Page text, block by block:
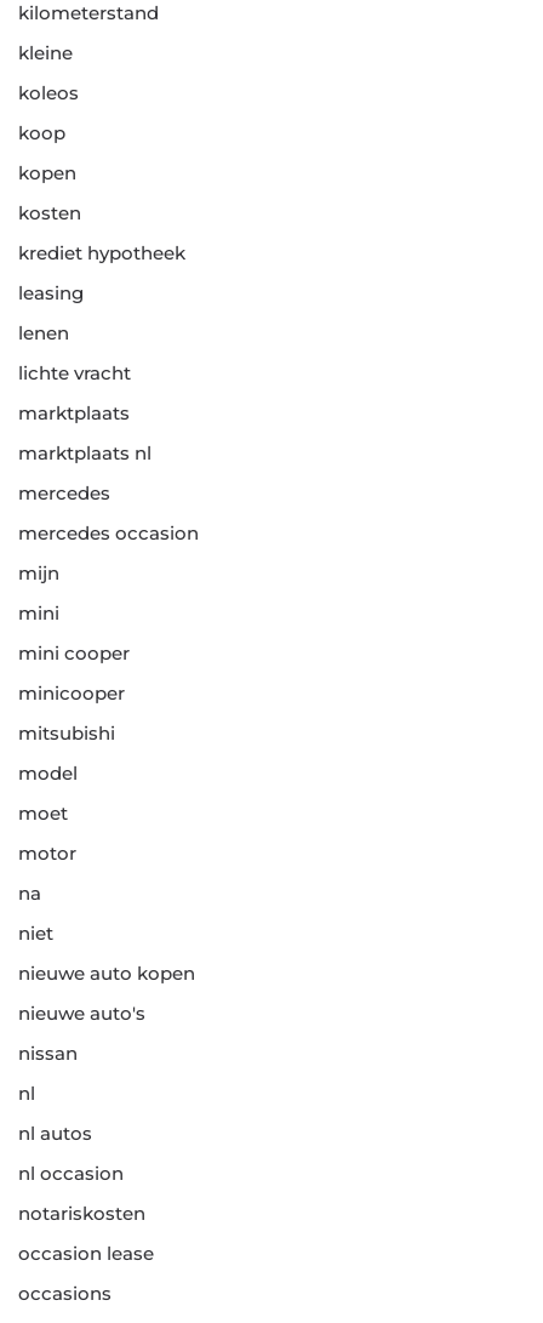
kilometerstand
kleine
koleos
koop
kopen
kosten
krediet hypotheek
leasing
lenen
lichte vracht
marktplaats
marktplaats nl
mercedes
mercedes occasion
mijn
mini
mini cooper
minicooper
mitsubishi
model
moet
motor
na
niet
nieuwe auto kopen
nieuwe auto's
nissan
nl
nl autos
nl occasion
notariskosten
occasion lease
occasions